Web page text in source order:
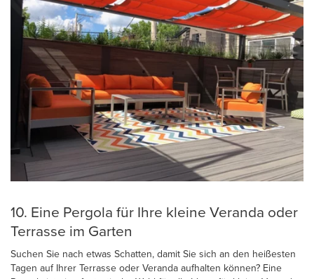
10. Eine Pergola für Ihre kleine Veranda oder
Terrasse im Garten
Suchen Sie nach etwas Schatten, damit Sie sich an den heißesten
Tagen auf Ihrer Terrasse oder Veranda aufhalten können? Eine